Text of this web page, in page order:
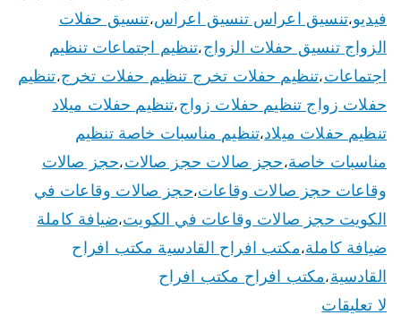
فيديو،تنسيق اعراس تنسيق اعراس،تنسيق حفلات
الزواج تنسيق حفلات الزواج،تنظيم اجتماعات تنظيم
اجتماعات،تنظيم حفلات تخرج تنظيم حفلات تخرج،تنظيم
حفلات زواج تنظيم حفلات زواج،تنظيم حفلات ميلاد
تنظيم حفلات ميلاد،تنظيم مناسبات خاصة تنظيم
مناسبات خاصة،حجز صالات حجز صالات،حجز صالات
وقاعات حجز صالات وقاعات،حجز صالات وقاعات في
الكويت حجز صالات وقاعات في الكويت،ضيافة كاملة
ضيافة كاملة،مكتب افراح القادسية مكتب افراح
القادسية،مكتب افراح مكتب افراح
لا تعليقات